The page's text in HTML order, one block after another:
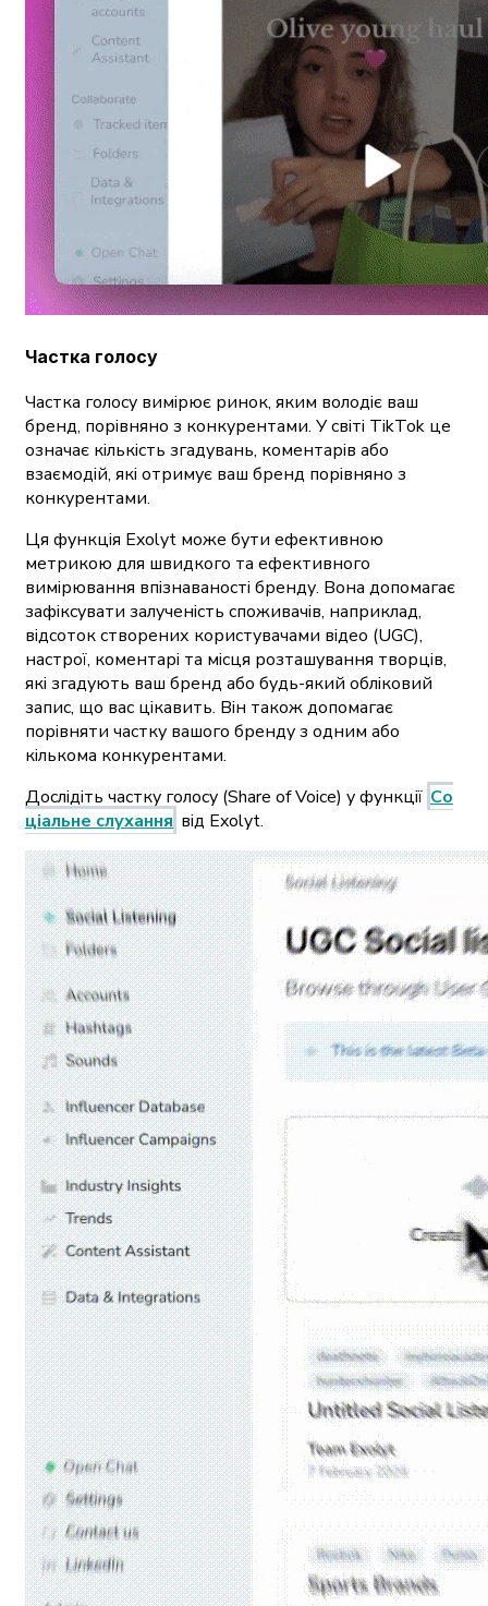
Частка голосу
Частка голосу вимірює ринок, яким володіє ваш
бренд, порівняно з конкурентами. У світі TikTok це
означає кількість згадувань, коментарів або
взаємодій, які отримує ваш бренд порівняно з
конкурентами.
Ця функція Exolyt може бути ефективною
метрикою для швидкого та ефективного
вимірювання впізнаваності бренду. Вона допомагає
зафіксувати залученість споживачів, наприклад,
відсоток створених користувачами відео (UGC),
настрої, коментарі та місця розташування творців,
які згадують ваш бренд або будь-який обліковий
запис, що вас цікавить. Він також допомагає
порівняти частку вашого бренду з одним або
кількома конкурентами.
Дослідіть частку голосу (Share of Voice) у функції Со
ціальне слухання від Exolyt.